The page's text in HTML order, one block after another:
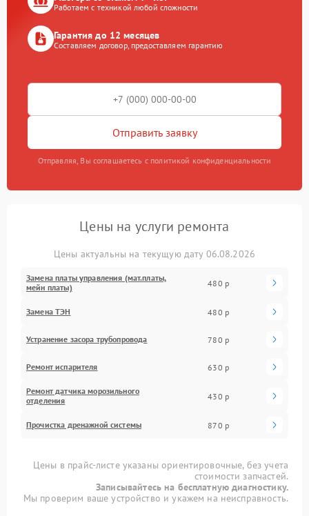
Работаем с техникой любой сложности
Гарантия до 12 месяцев
Составляем договор, предоставляем гарантию
Отправить заявку
Отправляя, Вы соглашаетесь с политикой конфиденциальности
Цены на услуги ремонта
Цены актуальны на текущую дату 06.08.2026
Замена платы управления (мат.платы,
мейн платы)
480 р
Замена ТЭН 480 р
Устранение засора трубопровода 780 р
Ремонт испарителя 630 р
Ремонт датчика морозильного
отделения
430 р
Прочистка дренажной системы 870 р
Цены в прайс-листе указаны ориентировочные, без учета
стоимости запчастей.
Записывайтесь на бесплатную диагностику.
Мы проверим ваше устройство и укажем на неисправность.